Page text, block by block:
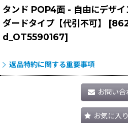
タンド POP4面 - 自由にデザイ
ダードタイプ【代引不可】
[
d_OT5590167]
返品特約に関する重要事項
お問い合
お気に入